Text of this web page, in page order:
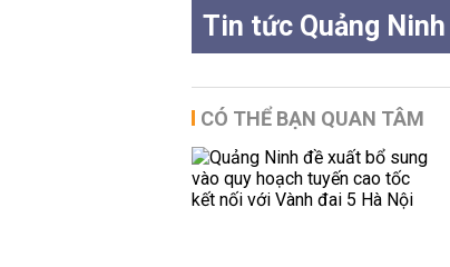
Tin tức Quảng Ninh
CÓ THỂ BẠN QUAN TÂM